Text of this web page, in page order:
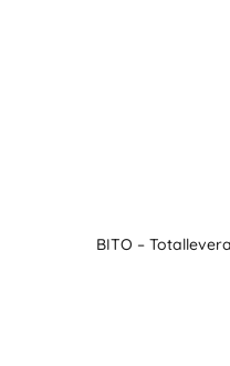
BITO –